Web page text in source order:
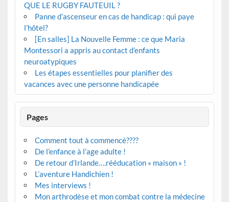
QUE LE RUGBY FAUTEUIL ?
Panne d’ascenseur en cas de handicap : qui paye
l’hôtel?
[En salles] La Nouvelle Femme : ce que Maria
Montessori a appris au contact d’enfants
neuroatypiques
Les étapes essentielles pour planifier des
vacances avec une personne handicapée
Pages
Comment tout à commencé????
De l’enfance à l’age adulte !
De retour d’Irlande….rééducation « maison » !
L’aventure Handichien !
Mes interviews !
Mon arthrodèse et mon combat contre la médecine